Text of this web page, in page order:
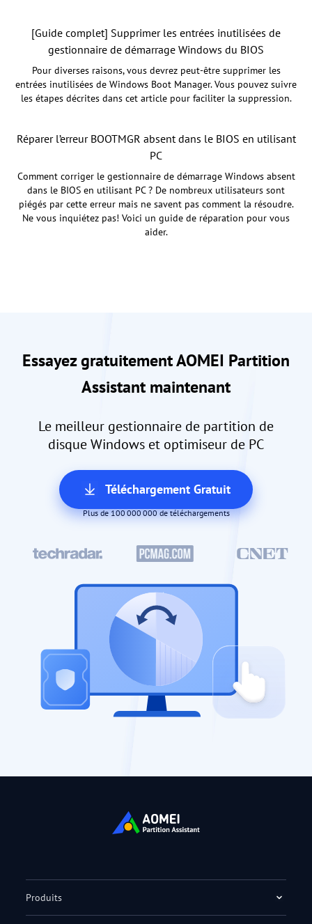
[Guide complet] Supprimer les entrées inutilisées de
gestionnaire de démarrage Windows du BIOS
Pour diverses raisons, vous devrez peut-être supprimer les
entrées inutilisées de Windows Boot Manager. Vous pouvez suivre
les étapes décrites dans cet article pour faciliter la suppression.
Réparer l’erreur BOOTMGR absent dans le BIOS en utilisant
PC
Comment corriger le gestionnaire de démarrage Windows absent
dans le BIOS en utilisant PC ? De nombreux utilisateurs sont
piégés par cette erreur mais ne savent pas comment la résoudre.
Ne vous inquiétez pas! Voici un guide de réparation pour vous
aider.
Essayez gratuitement AOMEI Partition
Assistant maintenant
Le meilleur gestionnaire de partition de
disque Windows et optimiseur de PC
Téléchargement Gratuit
Plus de 100 000 000 de téléchargements
Produits